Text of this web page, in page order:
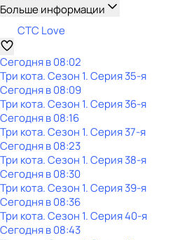
Больше информации
СТС Love
Сегодня в 08:02
Три кота. Сезон 1. Серия 35-я
Сегодня в 08:09
Три кота. Сезон 1. Серия 36-я
Сегодня в 08:16
Три кота. Сезон 1. Серия 37-я
Сегодня в 08:23
Три кота. Сезон 1. Серия 38-я
Сегодня в 08:30
Три кота. Сезон 1. Серия 39-я
Сегодня в 08:36
Три кота. Сезон 1. Серия 40-я
Сегодня в 08:43